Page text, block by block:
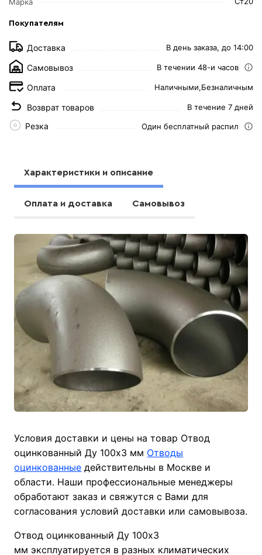
Покупателям
Доставка В день заказа, до 14:00
Самовывоз В течении 48-и часов
Оплата Наличными,Безналичным
Возврат товаров В течение 7 дней
Резка Один бесплатный распил
Характеристики и описание
Оплата и доставка Самовывоз
Условия доставки и цены на товар Отвод
оцинкованный Ду 100х3 мм Отводы
оцинкованные действительны в Москве и
области. Наши профессиональные менеджеры
обработают заказ и свяжутся с Вами для
согласования условий доставки или самовывоза.
Отвод оцинкованный Ду 100х3
мм эксплуатируется в разных климатических